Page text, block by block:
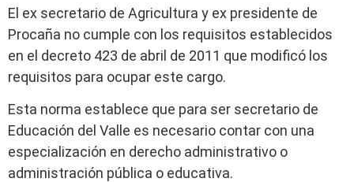
El ex secretario de Agricultura y ex presidente de
Procaña no cumple con los requisitos establecidos
en el decreto 423 de abril de 2011 que modificó los
requisitos para ocupar este cargo.
Esta norma establece que para ser secretario de
Educación del Valle es necesario contar con una
especialización en derecho administrativo o
administración pública o educativa.